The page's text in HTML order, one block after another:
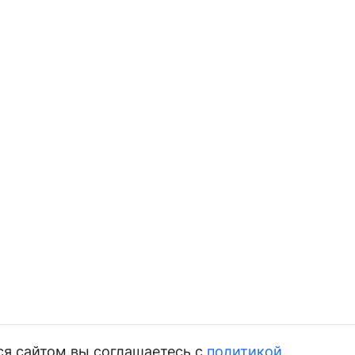
сайтом вы соглашаетесь с политикой